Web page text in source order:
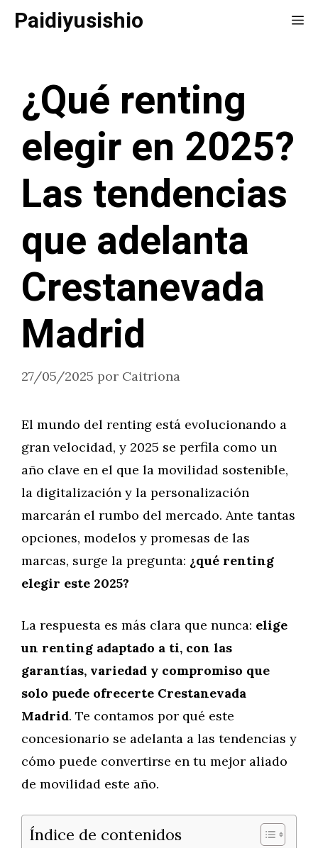
SaltarPaidiyusishio
¿Qué renting
elegir en 2025?
Las tendencias
que adelanta
Crestanevada
Madrid
27/05/2025 por Caitriona
El mundo del renting está evolucionando a
gran velocidad, y 2025 se perfila como un
año clave en el que la movilidad sostenible,
la digitalización y la personalización
marcarán el rumbo del mercado. Ante tantas
opciones, modelos y promesas de las
marcas, surge la pregunta: ¿qué renting
elegir este 2025?
La respuesta es más clara que nunca: elige
un renting adaptado a ti, con las
garantías, variedad y compromiso que
solo puede ofrecerte Crestanevada
Madrid. Te contamos por qué este
concesionario se adelanta a las tendencias y
cómo puede convertirse en tu mejor aliado
de movilidad este año.
Índice de contenidos